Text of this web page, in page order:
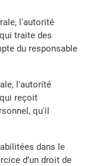
l'autorité
traite des
du responsable
l'autorité
reçoit
qu'il
dans le
d’un droit de